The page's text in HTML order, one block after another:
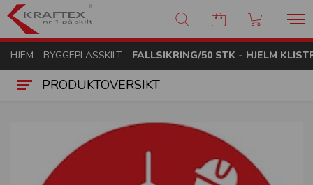
Kraftex - nr 1 på skilt
HJEM - BYGGEPLASSKILT - FALLSIKRING/50 STK - HJELM
PRODUKTOVERSIKT